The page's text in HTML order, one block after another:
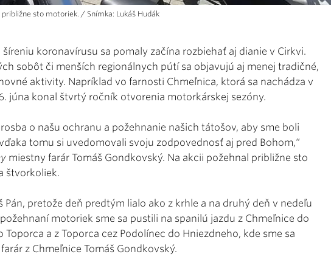
približne sto motoriek. / Snímka: Lukáš Hudák
koronavírusu sa pomaly začína rozbiehať aj dianie v Cirkvi.
sobôt či menších regionálnych pútí sa objavujú aj menej tradičné,
aktivity. Napríklad vo farnosti Chmeľnica, ktorá sa nachádza v
júna konal štvrtý ročník otvorenia motorkárskej sezóny.
o našu ochranu a požehnanie našich tátošov, aby sme boli
tomu si uvedomovali svoju zodpovednosť aj pred Bohom,“
miestny farár Tomáš Gondkovský. Na akcii požehnal približne sto
štvorkoliek.
Pán, pretože deň predtým lialo ako z krhle a na druhý deň v nedeľu
motoriek sme sa pustili na spanilú jazdu z Chmeľnice do
Toporca a z Toporca cez Podolínec do Hniezdneho, kde sme sa
z Chmeľnice Tomáš Gondkovský.